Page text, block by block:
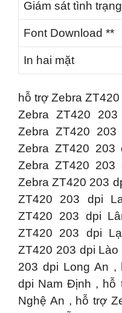
Giám sát tình
Font Download **
In hai mặt
hỗ trợ Zebra
Zebra ZT420
Zebra ZT420
Zebra ZT420
Zebra ZT420
Zebra ZT420 203
ZT420 203 dpi
ZT420 203 dpi
ZT420 203 dpi
ZT420 203 dpi
203 dpi Long An ,
dpi Nam Định , hỗ
Nghệ An , hỗ trợ